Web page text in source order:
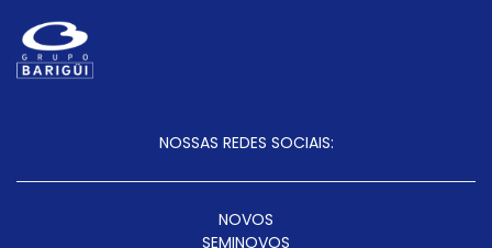
NOSSAS REDES SOCIAIS:
NOVOS
SEMINOVOS